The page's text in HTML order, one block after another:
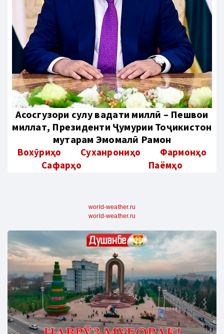
Aсосгузори сулҳу ваҳдати миллӣ – Пешвои
миллат, Президенти Ҷумҳурии Тоҷикистон
муҳтарам Эмомалӣ Раҳмон
Вохӯриҳо Суханрониҳо
Фармонҳо
Сафарҳо
Паёмҳо
world-weather.ru
world-weather.ru